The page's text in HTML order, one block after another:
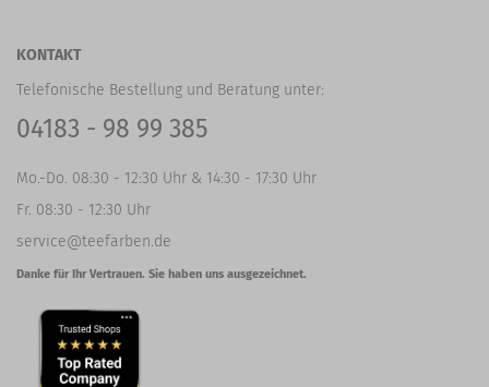
KONTAKT
Telefonische Bestellung und Beratung unter:
04183 - 98 99 385
Mo.-Do. 08:30 - 12:30 Uhr & 14:30 - 17:30 Uhr
Fr. 08:30 - 12:30 Uhr
service@teefarben.de
Danke für Ihr Vertrauen. Sie haben uns ausgezeichnet.